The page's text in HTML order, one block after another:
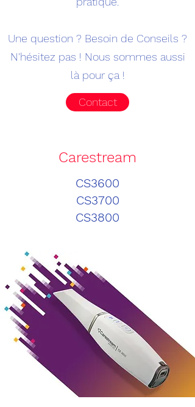
Une question ? Besoin de Conseils ?
N'hésitez pas ! Nous sommes aussi
là pour ça !
Contact
Carestream
CS3600
CS3700
CS3800